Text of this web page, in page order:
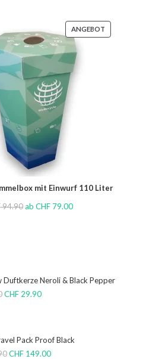
ANGEBOT
mit Einwurf 110 Liter
94.90 ab CHF79.00
Duftkerze Neroli & Black Pepper
CHF 29.90
Pack Proof Black
CHF 149.00